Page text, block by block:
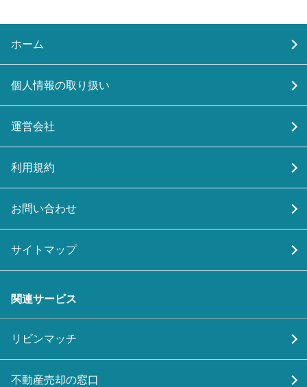
ホーム
個人情報の取り扱い
運営会社
利用規約
お問い合わせ
サイトマップ
関連サービス
リビンマッチ
不動産売却の窓口